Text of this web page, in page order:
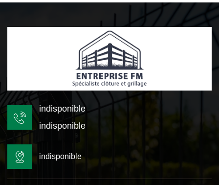
indisponible
indisponible
indisponible